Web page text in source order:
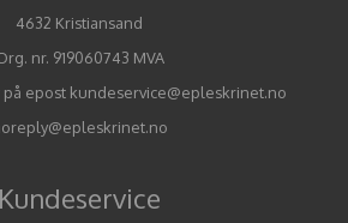
4632 Kristiansand
nr. 919060743 MVA
epost kundeservice@epleskrinet.no
Kundeservice